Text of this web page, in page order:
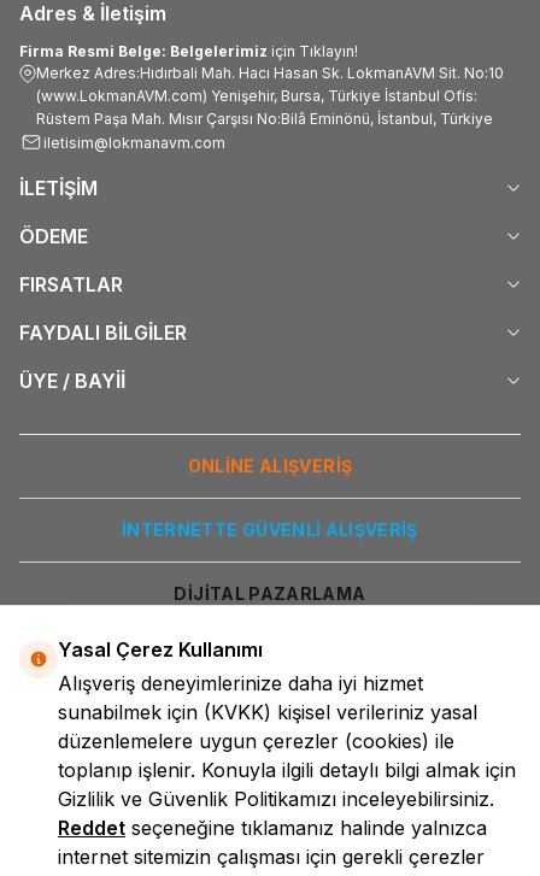
Adres & İletişim
Firma Resmi Belge: Belgelerimiz için Tıklayın!
Merkez Adres:Hıdırbali Mah. Hacı Hasan Sk. LokmanAVM Sit. No:10
(www.LokmanAVM.com) Yenişehir, Bursa, Türkiye İstanbul Ofis:
Rüstem Paşa Mah. Mısır Çarşısı No:Bilâ Eminönü, İstanbul, Türkiye
iletisim@lokmanavm.com
İLETİŞİM
ÖDEME
FIRSATLAR
FAYDALI BİLGİLER
ÜYE / BAYİİ
ONLİNE ALIŞVERİŞ
İNTERNETTE GÜVENLİ ALIŞVERİŞ
DİJİTAL PAZARLAMA
LokmanAVM
Yasal Çerez Kullanımı
Alışveriş deneyimlerinize daha iyi hizmet
sunabilmek için (KVKK) kişisel verileriniz yasal
düzenlemelere uygun çerezler (cookies) ile
toplanıp işlenir. Konuyla ilgili detaylı bilgi almak için
Gizlilik ve Güvenlik Politikamızı inceleyebilirsiniz.
Reddet seçeneğine tıklamanız halinde yalnızca
internet sitemizin çalışması için gerekli çerezler